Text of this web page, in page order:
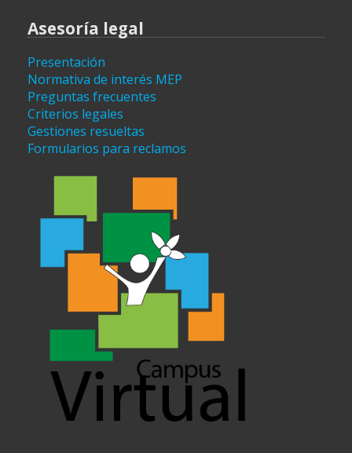
Asesoría legal
Presentación
Normativa de interés MEP
Preguntas frecuentes
Criterios legales
Gestiones resueltas
Formularios para reclamos